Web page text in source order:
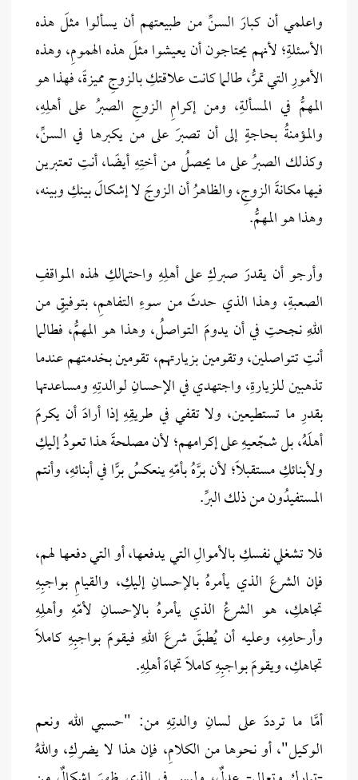
واعلمي أن كبارَ السنِّ من طبيعتهم أن يسألوا مثلَ هذه
الأسئلةِ؛ لأنهم يحتاجون أن يعيشوا مثلَ هذه الهمومِ، وهذه
الأمورِ التي تمرُّ، طالما كانت علاقتكِ بالزوجِ مميزةً، فهذا هو
المهمُّ في المسألةِ، ومن إكرامِ الزوجِ الصبرُ على أهلِهِ،
والمؤمنةُ بحاجةٍ إلى أن تصبرَ على من يكبرها في السنِّ،
وكذلك الصبرُ على ما يحصلُ من أختِهِ أيضًا، أنتِ تعتبرين
فيها مكانةَ الزوجِ، والظاهرُ أن الزوجَ لا إشكالَ بينكِ وبينه،
وهذا هو المهمُّ.
وأرجو أن يقدرَ صبركِ على أهلِهِ واحتمالكِ لهذه المواقفِ
الصعبةِ، وهذا الذي حدثَ من سوءِ التفاهمِ، بتوفيقٍ من
اللهِ نجحتِ في أن يدومَ التواصلُ، وهذا هو المهمُّ، فطالما
أنتِ تتواصلين، وتقومين بزيارتهم، تقومين بخدمتهم عندما
تذهبين للزيارةِ، واجتهدي في الإحسانِ لوالدتِهِ ومساعدتها
بقدرِ ما تستطيعين، ولا تقفي في طريقِهِ إذا أرادَ أن يكرمَ
أهلَهُ، بل شجّعيهِ على إكرامهم؛ لأن مصلحةَ هذا تعودُ إليكِ
ولأبنائكِ مستقبلًا؛ لأن برَّهُ بأمّهِ ينعكسُ برًّا في أبنائهِ، وأنتم
المستفيدُون من ذلك البرِّ.
فلا تشغلي نفسكِ بالأموالِ التي يدفعها، أو التي دفعها لهم،
فإن الشرعَ الذي يأمرهُ بالإحسانِ إليكِ، والقيامِ بواجبِهِ
تجاهكِ، هو الشرعُ الذي يأمرهُ بالإحسانِ لأمّهِ وأهلِهِ
وأرحامِهِ، وعليه أن يُطبقَ شرعَ اللهِ فيقومَ بواجبِهِ كاملاً
تجاهكِ، ويقومَ بواجبِهِ كاملاً تجاهَ أهلِهِ.
أمَّا ما ترددَ على لسانِ والدتِهِ من: "حسبي الله ونعم
الوكيل"، أو نحوها من الكلامِ، فإن هذا لا يضركِ، واللهُ